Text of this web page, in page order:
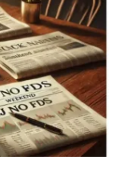
capital”. A